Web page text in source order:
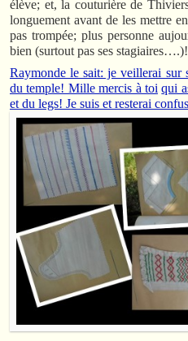
élève; et, la couturière de
longuement avant de les mettre
pas trompée; plus personne
bien (surtout pas ses stagiaires….)!
Raymonde le sait: je veillerai sur
du temple! Mille mercis à toi qui
et du legs! Je suis et resterai